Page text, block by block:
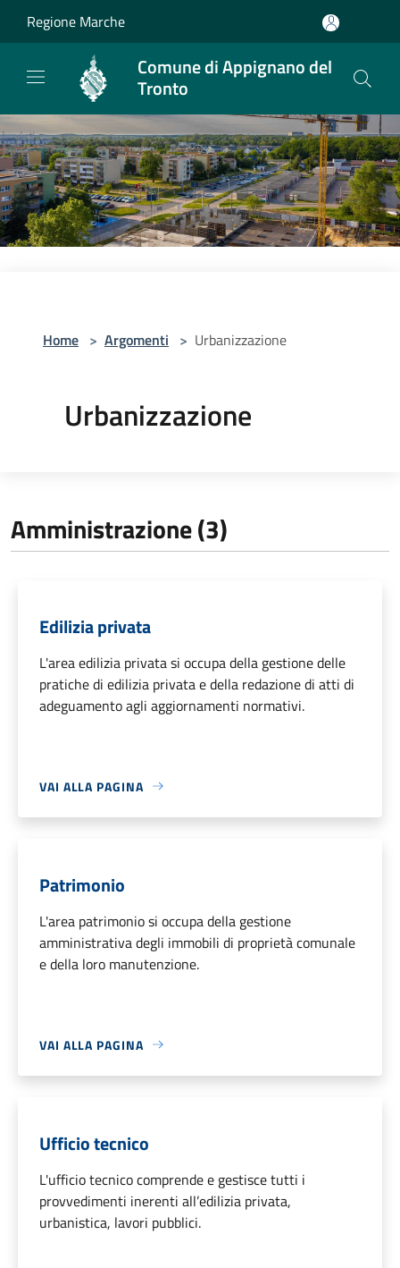
Regione Marche
Comune di Appignano del
Tronto
Home > Argomenti > Urbanizzazione
Urbanizzazione
Amministrazione (3)
Edilizia privata
L'area edilizia privata si occupa della gestione delle
pratiche di edilizia privata e della redazione di atti di
adeguamento agli aggiornamenti normativi.
VAI ALLA PAGINA
Patrimonio
L'area patrimonio si occupa della gestione
amministrativa degli immobili di proprietà comunale
e della loro manutenzione.
VAI ALLA PAGINA
Ufficio tecnico
L'ufficio tecnico comprende e gestisce tutti i
provvedimenti inerenti all’edilizia privata,
urbanistica, lavori pubblici.